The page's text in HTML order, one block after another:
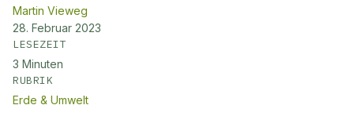
Martin Vieweg
28. Februar 2023
LESEZEIT
3 Minuten
RUBRIK
Erde & Umwelt